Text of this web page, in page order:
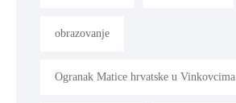
obrazovanje
Ogranak Matice hrvatske u Vinkovcima